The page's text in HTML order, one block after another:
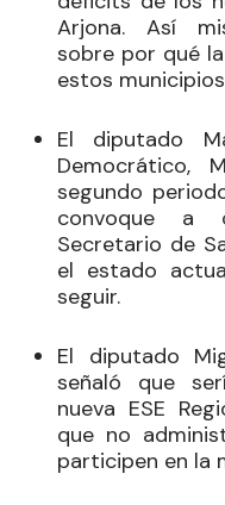
Arjona. Así
sobre por qué
estos
El diputado
Democrático,
segundo
convoque a
Secretario de
el estado
seguir.
El diputado
señaló que
nueva ESE
que no
participen en la